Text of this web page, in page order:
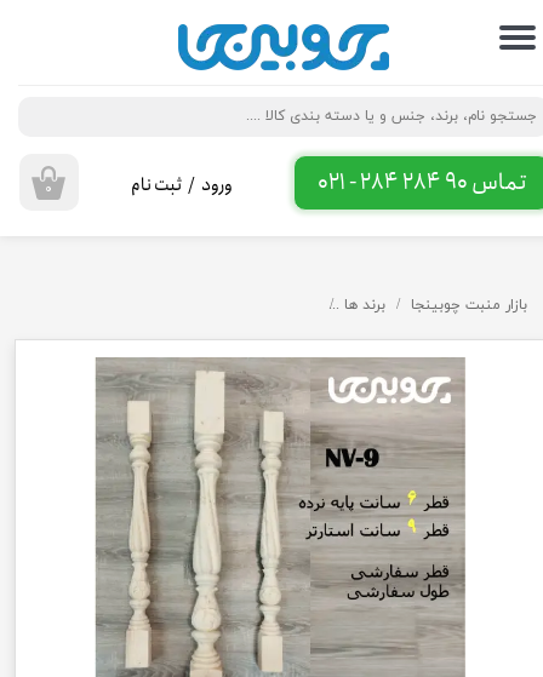
تماس 90 284 284 - 021 ۰ ورود / ثبت نام
حساب کاربری من
تغییر گذر واژه
سفارشات
خروج از حساب کاربری
بازار منبت چوبینجا برند ها